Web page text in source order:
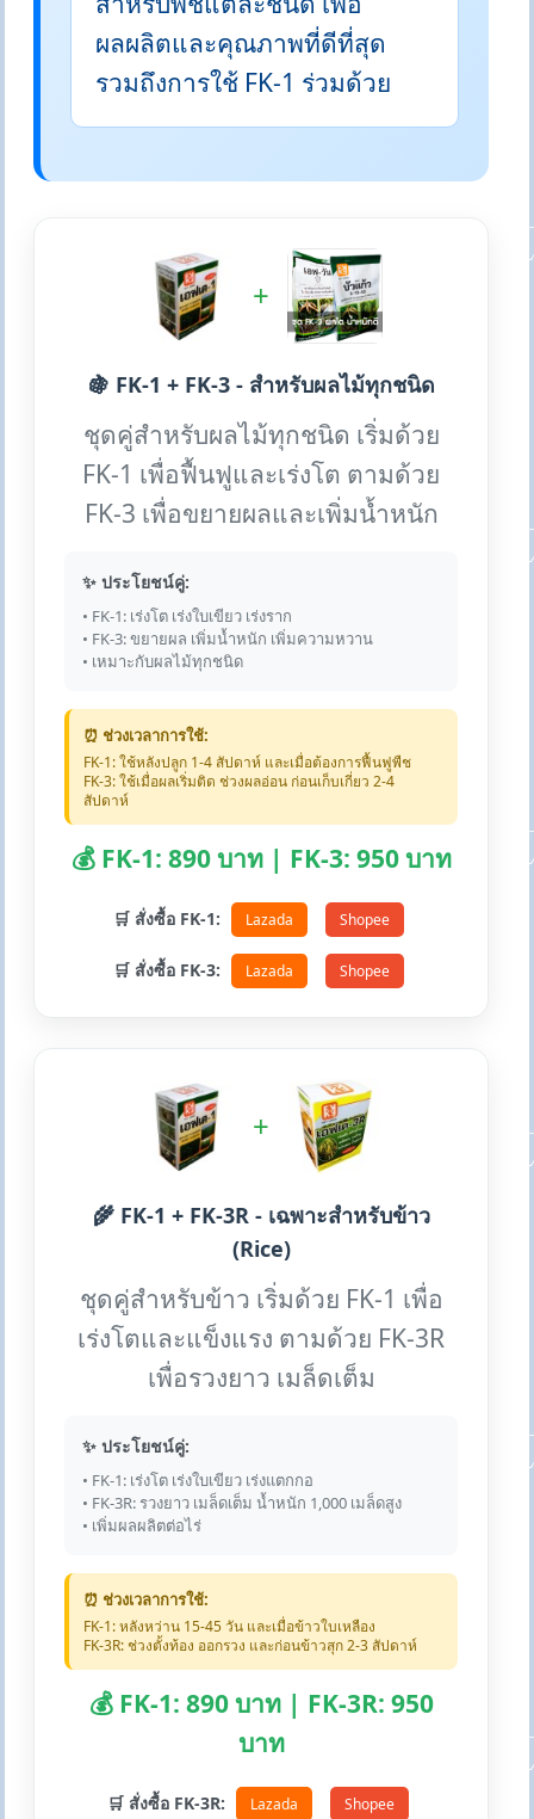
ผลผลิตและคุณภาพที่ดีที่สุด
รวมถึงการใช้ FK-1 ร่วมด้วย
+
🍇 FK-1 + FK-3 - สำหรับผลไม้ทุกชนิด
ชุดคู่สำหรับผลไม้ทุกชนิด เริ่มด้วย
FK-1 เพื่อฟื้นฟูและเร่งโต ตามด้วย
FK-3 เพื่อขยายผลและเพิ่มน้ำหนัก
✨ ประโยชน์คู่:
• FK-1: เร่งโต เร่งใบเขียว เร่งราก
• FK-3: ขยายผล เพิ่มน้ำหนัก เพิ่มความหวาน
• เหมาะกับผลไม้ทุกชนิด
⏰ ช่วงเวลาการใช้:
FK-1: ใช้หลังปลูก 1-4 สัปดาห์ และเมื่อต้องการฟื้นฟูพืช
FK-3: ใช้เมื่อผลเริ่มติด ช่วงผลอ่อน ก่อนเก็บเกี่ยว 2-4
สัปดาห์
💰 FK-1: 890 บาท | FK-3: 950 บาท
🛒 สั่งซื้อ FK-1: Lazada Shopee
🛒 สั่งซื้อ FK-3: Lazada Shopee
+
🌾 FK-1 + FK-3R - เฉพาะสำหรับข้าว
(Rice)
ชุดคู่สำหรับข้าว เริ่มด้วย FK-1 เพื่อ
เร่งโตและแข็งแรง ตามด้วย FK-3R
เพื่อรวงยาว เมล็ดเต็ม
✨ ประโยชน์คู่:
• FK-1: เร่งโต เร่งใบเขียว เร่งแตกกอ
• FK-3R: รวงยาว เมล็ดเต็ม น้ำหนัก 1,000 เมล็ดสูง
• เพิ่มผลผลิตต่อไร่
⏰ ช่วงเวลาการใช้:
FK-1: หลังหว่าน 15-45 วัน และเมื่อข้าวใบเหลือง
FK-3R: ช่วงตั้งท้อง ออกรวง และก่อนข้าวสุก 2-3 สัปดาห์
💰 FK-1: 890 บาท | FK-3R: 950
บาท
🛒 สั่งซื้อ FK-3R: Lazada Shopee